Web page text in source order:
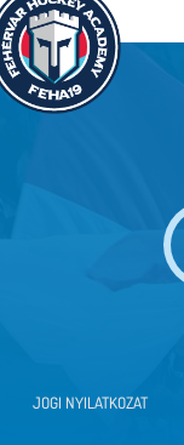
JOGI NYILATKOZAT